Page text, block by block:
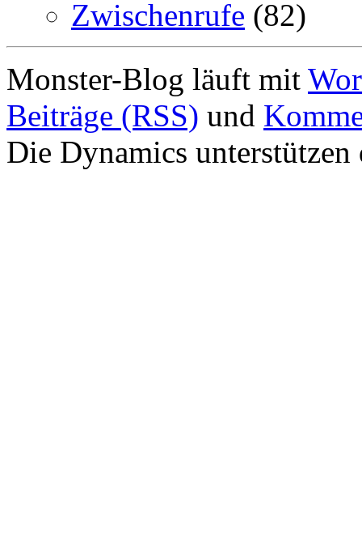
Zwischenrufe (82)
Monster-Blog läuft mit
Beiträge (RSS) und
Die Dynamics